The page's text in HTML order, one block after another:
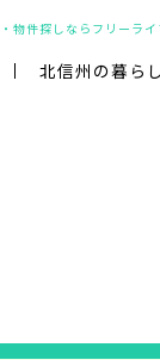
物件探しならフリーラ
北信州の暮ら